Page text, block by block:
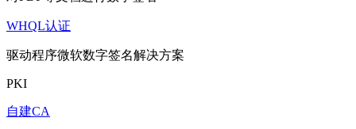
WHQL认证
驱动程序微软数字签名解决方案
PKI
自建CA